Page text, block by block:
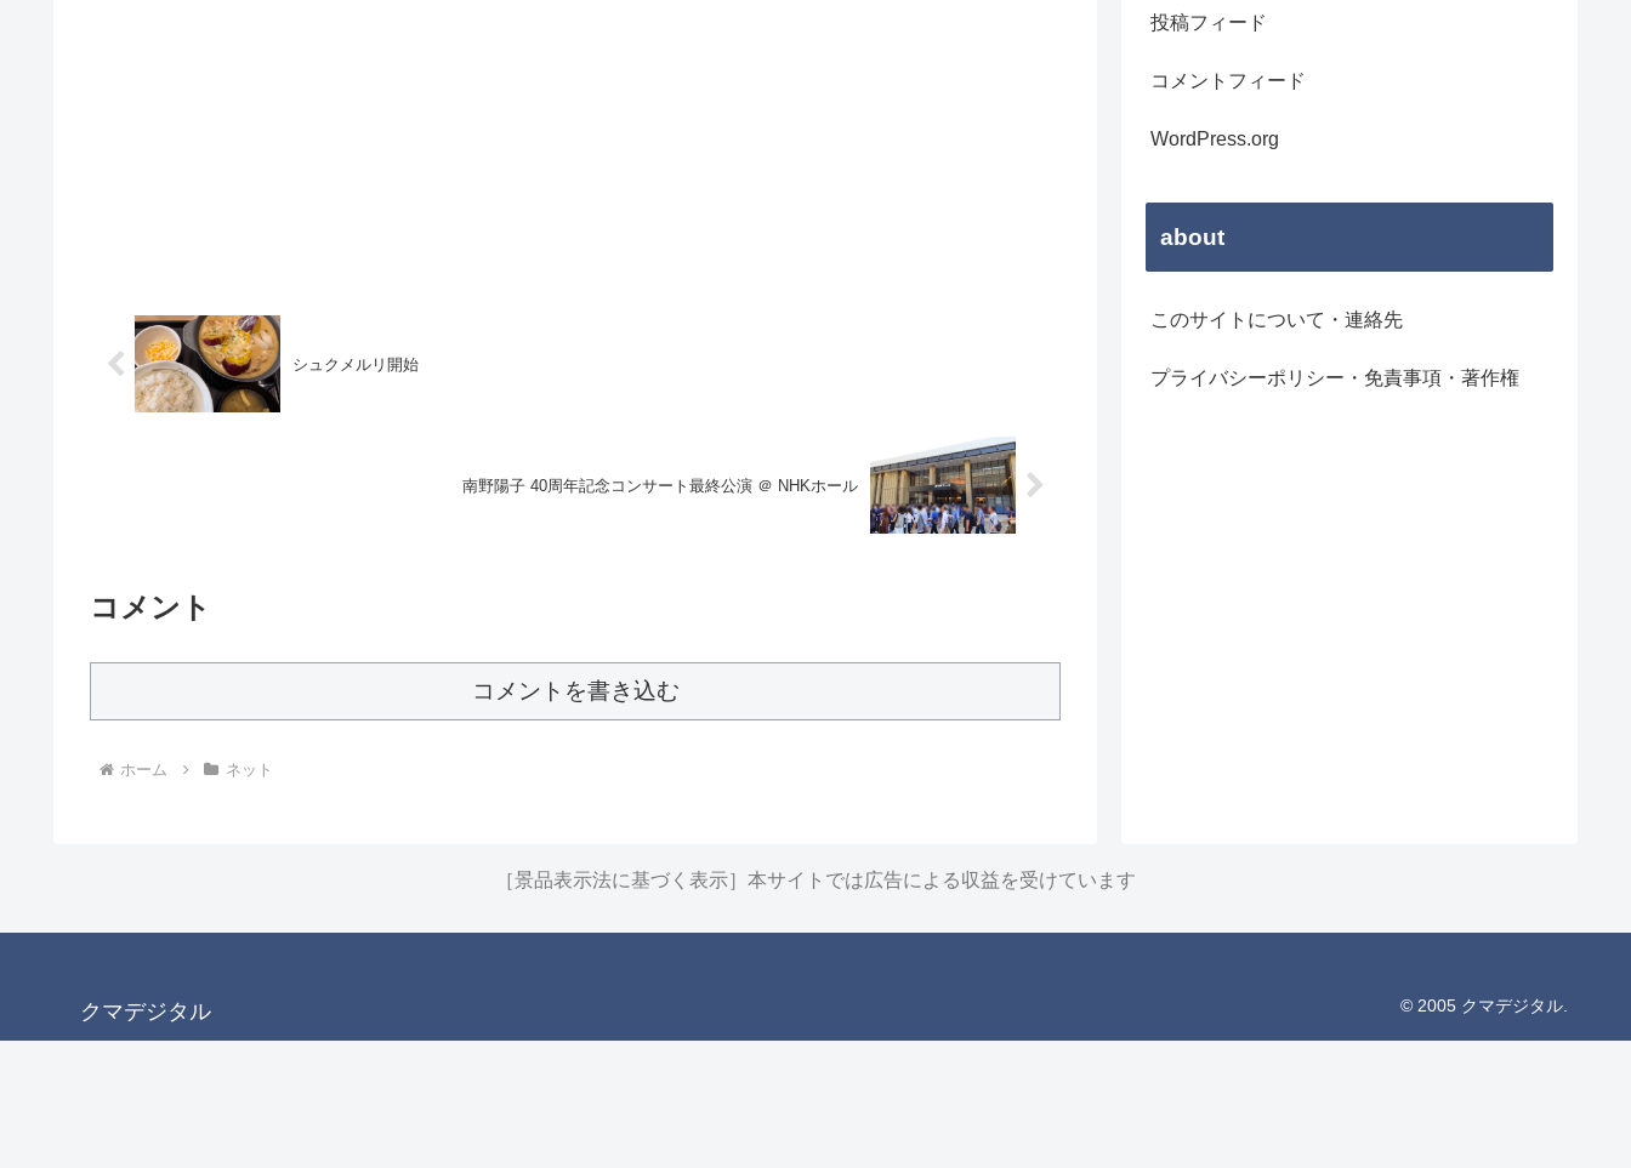
シュクメルリ開始
南野陽子 40周年記念コンサート最終公演 ＠ NHKホール
コメント
コメントを書き込む
ホーム ネット
投稿フィード
コメントフィード
WordPress.org
about
このサイトについて・連絡先
プライバシーポリシー・免責事項・著作権
［景品表示法に基づく表示］本サイトでは広告による収益を受けています
クマデジタル © 2005 クマデジタル.